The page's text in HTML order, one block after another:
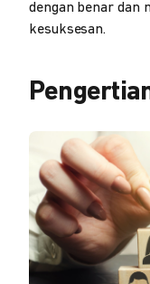
dengan benar dan
kesuksesan.